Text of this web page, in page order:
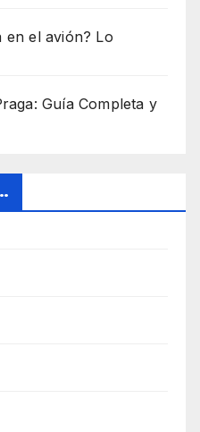
en el avión? Lo
Guía Completa y